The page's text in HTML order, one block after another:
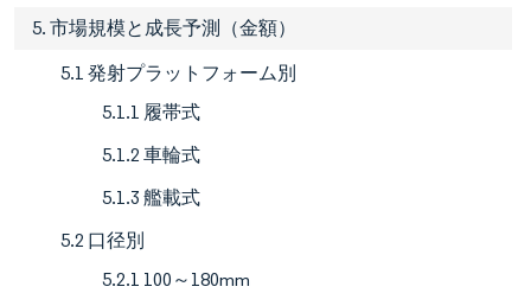
5. 市場規模と成長予測（金額）
5.1 発射プラットフォーム別
5.1.1 履帯式
5.1.2 車輪式
5.1.3 艦載式
5.2 口径別
5.2.1 100～180mm